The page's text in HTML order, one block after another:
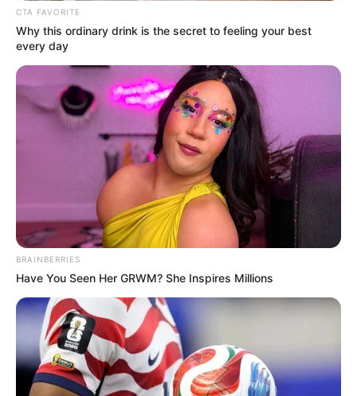
DRAMA
Para Pemeran Psychopath
CTA FAVORITE
Why this ordinary drink is the secret to feeling your best
every day
BRAINBERRIES
Have You Seen Her GRWM? She Inspires Millions